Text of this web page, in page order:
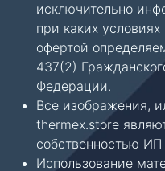
исключительно
при каких
офертой
437(2)
Федерации.
Все изображения,
thermex.store
собственностью
Использование